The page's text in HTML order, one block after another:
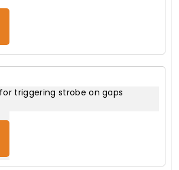
for triggering strobe on gaps